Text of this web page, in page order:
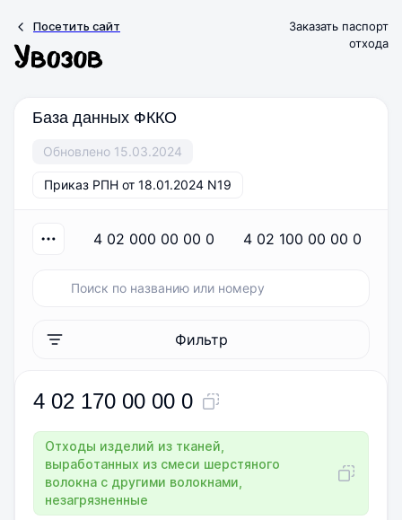
Посетить сайт
Заказать паспорт
отхода
База данных ФККО
Обновлено 15.03.2024
Приказ РПН от 18.01.2024 N19
4 02 000 00 00 0 4 02 100 00 00 0
Фильтр
4 02 170 00 00 0
Отходы изделий из тканей,
выработанных из смеси шерстяного
волокна с другими волокнами,
незагрязненные